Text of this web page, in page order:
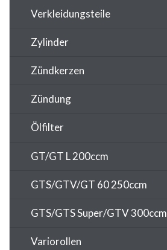
Verkleidungsteile
Zylinder
Zündkerzen
Zündung
Ölfilter
GT/GT L 200ccm
GTS/GTV/GT 60 250ccm
GTS/GTS Super/GTV 300ccm
Variorollen